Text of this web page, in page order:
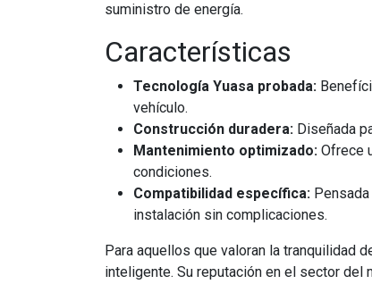
suministro de energía.
Características
Tecnología Yuasa probada:
vehículo.
Construcción duradera: Diseñada
Mantenimiento optimizado: Ofrece
condiciones.
Compatibilidad específica:
instalación sin complicaciones.
Para aquellos que valoran la tranquilidad
inteligente. Su reputación en el sector del